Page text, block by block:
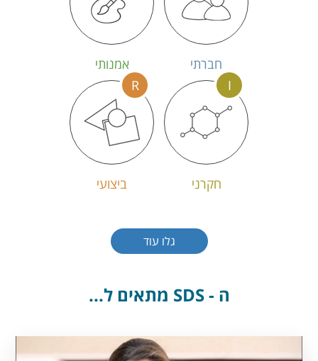
חברתי
אמנותי
I
חקרני
R
ביצועי
גלו עוד
ה - SDS מתאים ל...